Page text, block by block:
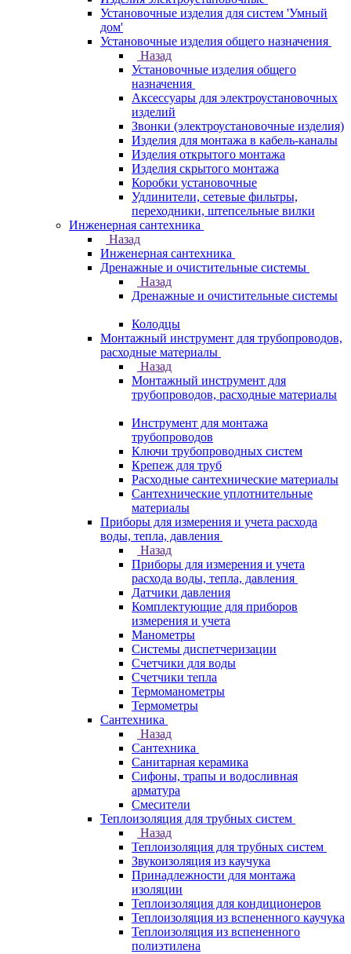
Установочные изделия для систем 'Умный
дом'
Установочные изделия общего назначения
Назад
Установочные изделия общего
назначения
Аксессуары для электроустановочных
изделий
Звонки (электроустановочные изделия)
Изделия для монтажа в кабель-каналы
Изделия открытого монтажа
Изделия скрытого монтажа
Коробки установочные
Удлинители, сетевые фильтры,
переходники, штепсельные вилки
Инженерная сантехника
Назад
Инженерная сантехника
Дренажные и очистительные системы
Назад
Дренажные и очистительные системы
Колодцы
Монтажный инструмент для трубопроводов,
расходные материалы
Назад
Монтажный инструмент для
трубопроводов, расходные материалы
Инструмент для монтажа
трубопроводов
Ключи трубопроводных систем
Крепеж для труб
Расходные сантехнические материалы
Сантехнические уплотнительные
материалы
Приборы для измерения и учета расхода
воды, тепла, давления
Назад
Приборы для измерения и учета
расхода воды, тепла, давления
Датчики давления
Комплектующие для приборов
измерения и учета
Манометры
Системы диспетчеризации
Счетчики для воды
Счетчики тепла
Термоманометры
Термометры
Сантехника
Назад
Сантехника
Санитарная керамика
Сифоны, трапы и водосливная
арматура
Смесители
Теплоизоляция для трубных систем
Назад
Теплоизоляция для трубных систем
Звукоизоляция из каучука
Принадлежности для монтажа
изоляции
Теплоизоляция для кондиционеров
Теплоизоляция из вспененного каучука
Теплоизоляция из вспененного
полиэтилена